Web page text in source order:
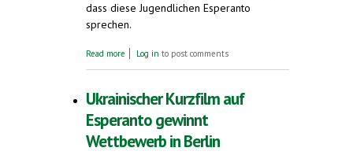
dass diese Jugendlichen Esperanto
sprechen.
Read more about Interviews mit Esperanto-
Log in to post comments
Ukrainischer Kurzfilm auf
Esperanto gewinnt
Wettbewerb in Berlin